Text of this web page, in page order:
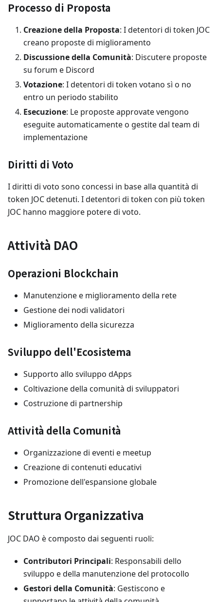
Processo di Proposta
Creazione della Proposta: I detentori di token JOC
creano proposte di miglioramento
Discussione della Comunità: Discutere proposte
su forum e Discord
Votazione: I detentori di token votano sì o no
entro un periodo stabilito
Esecuzione: Le proposte approvate vengono
eseguite automaticamente o gestite dal team di
implementazione
Diritti di Voto
I diritti di voto sono concessi in base alla quantità di
token JOC detenuti. I detentori di token con più token
JOC hanno maggiore potere di voto.
Attività DAO
Operazioni Blockchain
Manutenzione e miglioramento della rete
Gestione dei nodi validatori
Miglioramento della sicurezza
Sviluppo dell'Ecosistema
Supporto allo sviluppo dApps
Coltivazione della comunità di sviluppatori
Costruzione di partnership
Attività della Comunità
Organizzazione di eventi e meetup
Creazione di contenuti educativi
Promozione dell'espansione globale
Struttura Organizzativa
JOC DAO è composto dai seguenti ruoli:
Contributori Principali: Responsabili dello
sviluppo e della manutenzione del protocollo
Gestori della Comunità: Gestiscono e